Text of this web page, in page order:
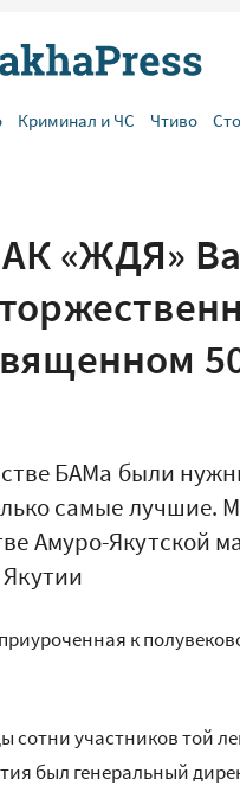
Криминал и ЧС Чтиво
«ЖДЯ»
БАМа были
самые лучшие.
Амуро-Якутской
к
сотни участников той
был генеральный